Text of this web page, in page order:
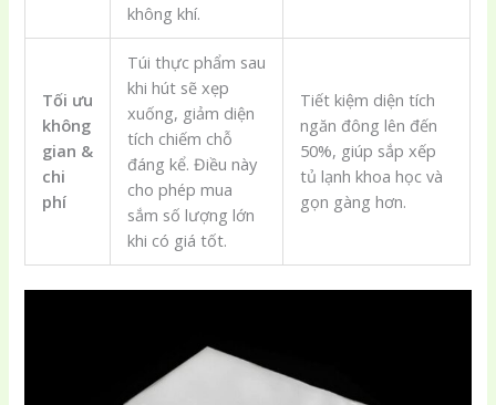
không khí.
Tối ưu
không
gian &
chi
phí
Túi thực phẩm sau
khi hút sẽ xẹp
xuống, giảm diện
tích chiếm chỗ
đáng kể. Điều này
cho phép mua
sắm số lượng lớn
khi có giá tốt.
Tiết kiệm diện tích
ngăn đông lên đến
50%, giúp sắp xếp
tủ lạnh khoa học và
gọn gàng hơn.